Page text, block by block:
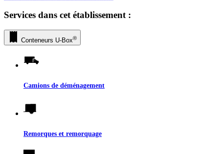
Services dans cet établissement :
Conteneurs U-Box®
Camions de déménagement
Remorques et remorquage